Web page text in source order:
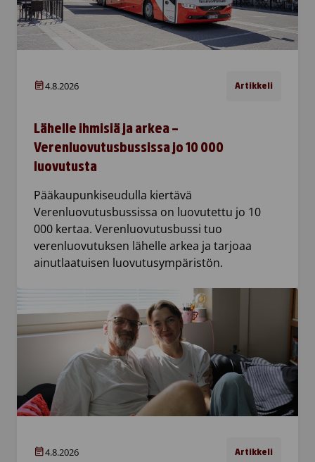
4.8.2026 Artikkeli
Lähelle ihmisiä ja arkea –
Verenluovutusbussissa jo 10 000
luovutusta
Pääkaupunkiseudulla kiertävä
Verenluovutusbussissa on luovutettu jo 10
000 kertaa. Verenluovutusbussi tuo
verenluovutuksen lähelle arkea ja tarjoaa
ainutlaatuisen luovutusympäristön.
4.8.2026 Artikkeli